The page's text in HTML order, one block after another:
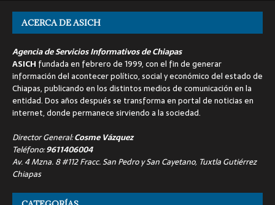
ACERCA DE ASICH
Agencia de Servicios Informativos de Chiapas
ASICH fundada en febrero de 1999, con el fin de generar
información del acontecer político, social y económico del estado de
Chiapas, publicando en los distintos medios de comunicación en la
entidad. Dos años después se transforma en portal de noticias en
internet, donde permanece sirviendo a la sociedad.
Director General:Cosme Vázquez
Teléfono:9611406004
Av. 4 Mzna. 8 #112 Fracc. San Pedro y San Cayetano, Tuxtla Gutiérrez
Chiapas